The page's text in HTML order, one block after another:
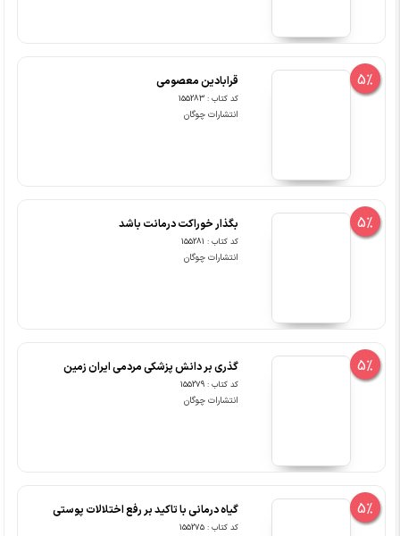
5% قرابادین معصومی
کد کتاب : 155283
انتشارات چوگان
5% بگذار خوراکت درمانت باشد
کد کتاب : 155281
انتشارات چوگان
5% گذری بر دانش پزشکی مردمی ایران زمین
کد کتاب : 155279
انتشارات چوگان
5% گیاه درمانی با تاکید بر رفع اختلالات پوستی
کد کتاب : 155275